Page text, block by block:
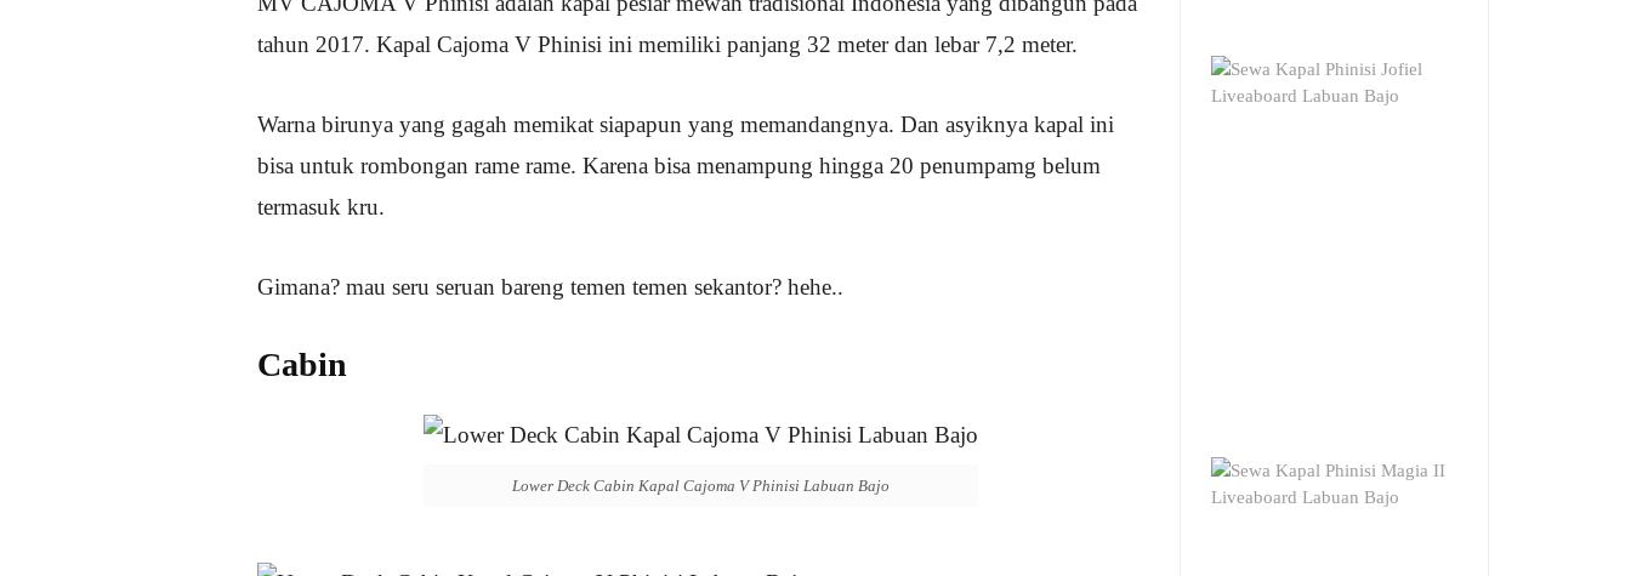
tahun 2017. Kapal Cajoma V Phinisi ini memiliki panjang 32 meter dan lebar 7,2 meter.
Warna birunya yang gagah memikat siapapun yang memandangnya. Dan asyiknya kapal ini
bisa untuk rombongan rame rame. Karena bisa menampung hingga 20 penumpamg belum
termasuk kru.
Gimana? mau seru seruan bareng temen temen sekantor? hehe..
Cabin
Lower Deck Cabin Kapal Cajoma V Phinisi Labuan Bajo